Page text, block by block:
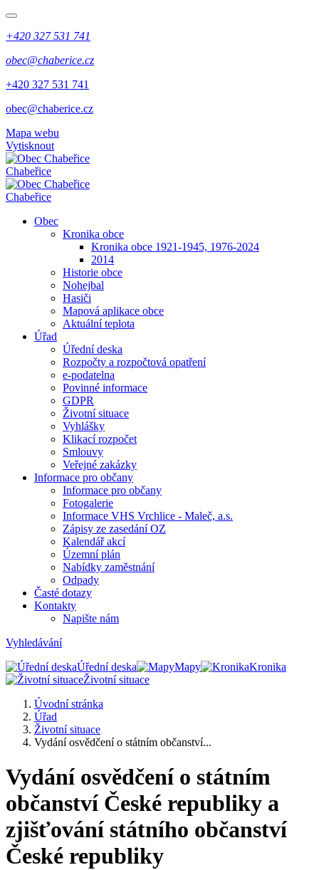
+420 327 531 741
obec@chaberice.cz
+420 327 531 741
obec@chaberice.cz
Mapa webu
Vytisknout
Chabeřice
Chabeřice
Obec
Kronika obce
Kronika obce 1921-1945, 1976-2024
2014
Historie obce
Nohejbal
Hasiči
Mapová aplikace obce
Aktuální teplota
Úřad
Úřední deska
Rozpočty a rozpočtová opatření
e-podatelna
Povinné informace
GDPR
Životní situace
Vyhlášky
Klikací rozpočet
Smlouvy
Veřejné zakázky
Informace pro občany
Informace pro občany
Fotogalerie
Informace VHS Vrchlice - Maleč, a.s.
Zápisy ze zasedání OZ
Kalendář akcí
Územní plán
Nabídky zaměstnání
Odpady
Časté dotazy
Kontakty
Napište nám
Vyhledávání
Úřední deska
Mapy
Kronika
Životní situace
Úvodní stránka
Úřad
Životní situace
Vydání osvědčení o státním občanství...
Vydání osvědčení o státním
občanství České republiky a
zjišťování státního občanství
České republiky